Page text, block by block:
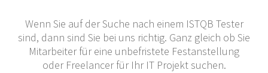
Wenn Sie auf der Suche nach einem ISTQB Tester
sind, dann sind Sie bei uns richtig. Ganz gleich ob Sie
Mitarbeiter für eine unbefristete Festanstellung
oder Freelancer für Ihr IT Projekt suchen.